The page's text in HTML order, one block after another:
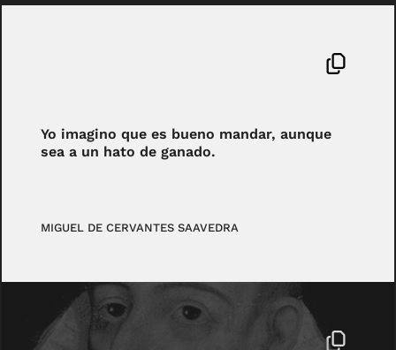
Yo imagino que es bueno mandar, aunque
sea a un hato de ganado.
MIGUEL DE CERVANTES SAAVEDRA